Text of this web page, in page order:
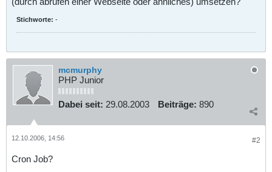
Stichworte: -
mcmurphy
PHP Junior
Dabei seit: 29.08.2003 Beiträge: 890
#2
12.10.2006, 14:56
Cron Job?